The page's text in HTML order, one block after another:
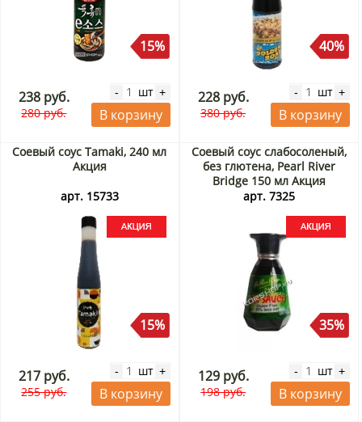
15%
238 руб.
280 руб.
- шт +
В корзину
40%
228 руб.
380 руб.
- шт +
В корзину
Соевый соус Tamaki, 240 мл
Акция
арт. 15733
15%
217 руб.
255 руб.
- шт +
В корзину
Соевый соус слабосоленый,
без глютена, Pearl River
Bridge 150 мл Акция
арт. 7325
35%
129 руб.
198 руб.
- шт +
В корзину